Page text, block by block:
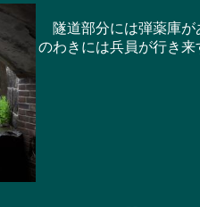
隧道部分には弾薬庫が
のわきには兵員が行き来